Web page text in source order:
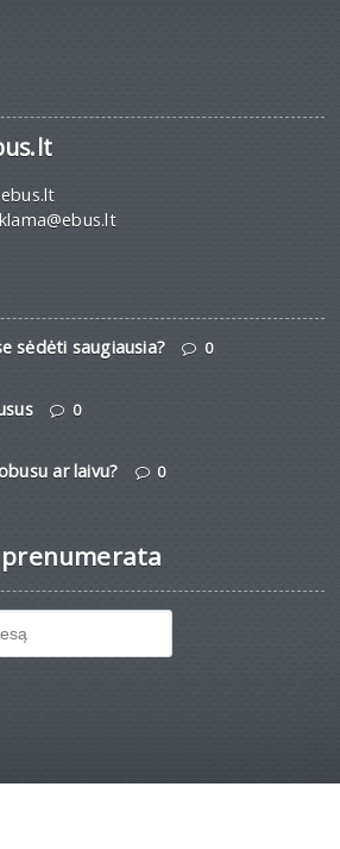
sėdėti saugiausia? 0
0
ar laivu? 0